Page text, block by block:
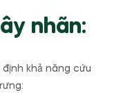
nhãn:
định khả năng cứu